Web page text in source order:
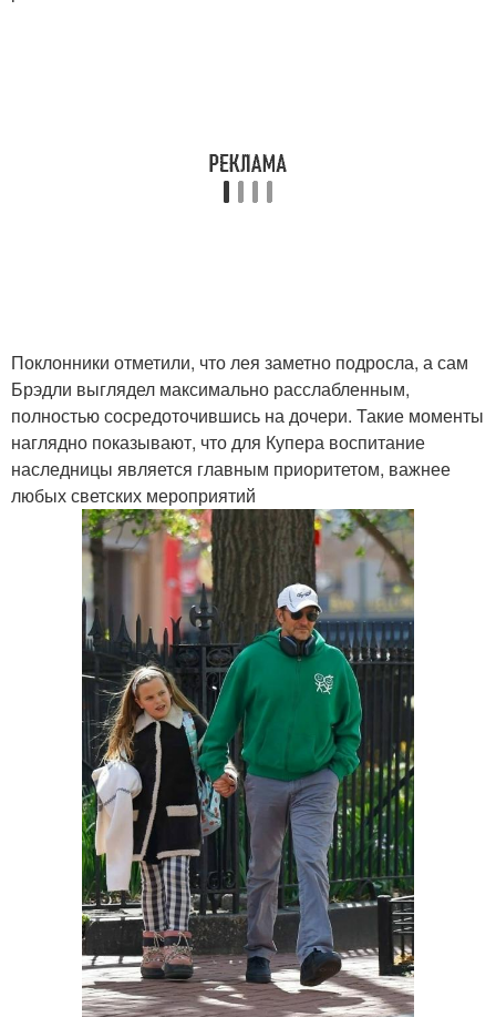
Поклонники отметили, что лея заметно подросла, а сам
Брэдли выглядел максимально расслабленным,
полностью сосредоточившись на дочери. Такие моменты
наглядно показывают, что для Купера воспитание
наследницы является главным приоритетом, важнее
любых светских мероприятий